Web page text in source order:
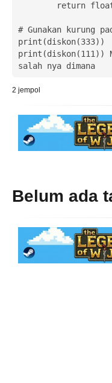
# Gunakan kurung
print(diskon(333))
print(diskon(111))
salah nya dimana
2 jempol
Belum ada